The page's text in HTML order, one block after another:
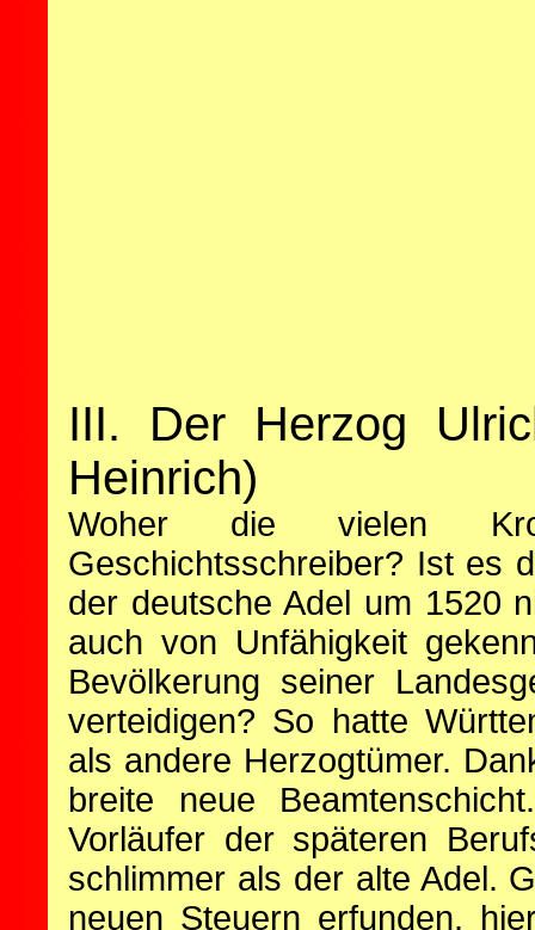
III. Der Herzog
Heinrich)
Woher die vielen
Geschichtsschreiber? Ist es
der deutsche Adel um 1520
auch von Unfähigkeit
Bevölkerung seiner
verteidigen? So hatte
als andere Herzogtümer.
breite neue
Vorläufer der späteren
schlimmer als der alte Adel.
neuen Steuern erfunden,